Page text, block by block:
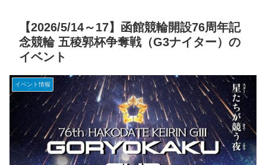
【2026/5/14～17】函館競輪開設76周年記
念競輪 五稜郭杯争奪戦（G3ナイター）の
イベント
イベント情報